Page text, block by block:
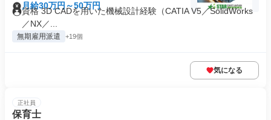
月給30万円～50万円
資格 3D CADを用いた機械設計経験（CATIA V5／SolidWorks
／NX／...
無期雇用派遣 +19個
気になる
正社員
保育士